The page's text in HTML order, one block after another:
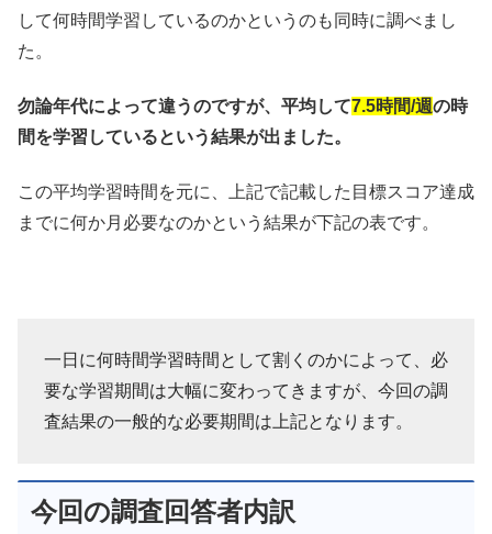
して何時間学習しているのかというのも同時に調べまし
た。
勿論年代によって違うのですが、平均して7.5時間/週の時
間を学習しているという結果が出ました。
この平均学習時間を元に、上記で記載した目標スコア達成
までに何か月必要なのかという結果が下記の表です。
一日に何時間学習時間として割くのかによって、必
要な学習期間は大幅に変わってきますが、今回の調
査結果の一般的な必要期間は上記となります。
今回の調査回答者内訳